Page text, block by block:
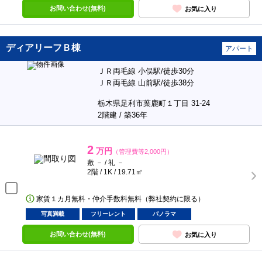
お問い合わせ(無料) お気に入り
ディアリーフＢ棟 アパート
ＪＲ両毛線 小俣駅/徒歩30分
ＪＲ両毛線 山前駅/徒歩38分
栃木県足利市葉鹿町１丁目 31-24
2階建 / 築36年
2 万円 （管理費等2,000円）
敷 － / 礼 －
2階 / 1K / 19.71㎡
家賃１カ月無料・仲介手数料無料（弊社契約に限る）
写真満載 フリーレント パノラマ
お問い合わせ(無料) お気に入り